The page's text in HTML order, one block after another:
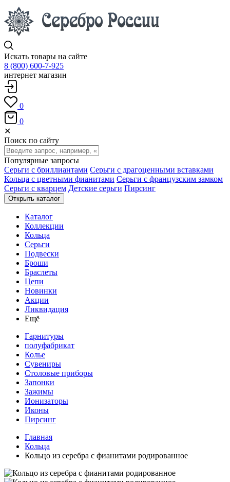
Искать товары на сайте
8 (800) 600-7-925
интернет магазин
0
0
✕
Поиск по сайту
Популярные запросы
Серьги с бриллиантами Серьги с драгоценными вставками
Кольца с цветными фианитами Серьги с французским замком
Серьги с кварцем Детские серьги Пирсинг
Открыть каталог
Каталог
Коллекции
Кольца
Серьги
Подвески
Броши
Браслеты
Цепи
Новинки
Акции
Ликвидация
Ещё
Гарнитуры
полуфабрикат
Колье
Сувениры
Столовые приборы
Запонки
Зажимы
Ионизаторы
Иконы
Пирсинг
Главная
Кольца
Кольцо из серебра с фианитами родированное